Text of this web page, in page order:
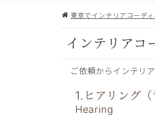
東京でインテリアコーデ
インテリアコ
ご依頼からインテリ
1.ヒアリング
Hearing